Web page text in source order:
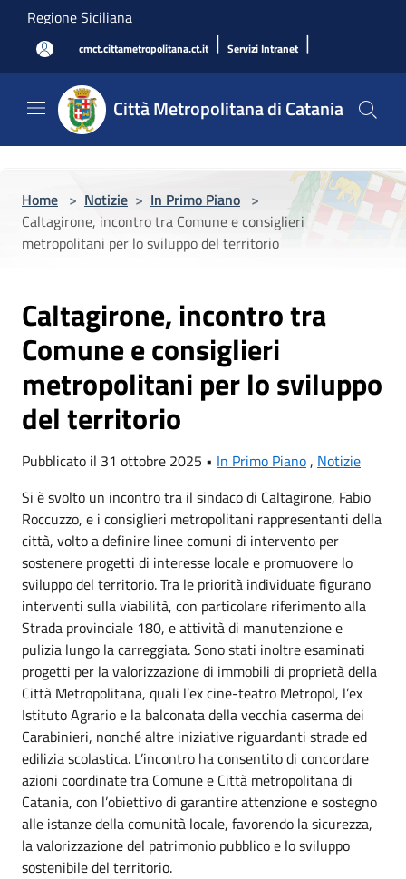
Salta al contenuto principale
Regione Siciliana
cmct.cittametropolitana.ct.it | Servizi Intranet |
Città Metropolitana di Catania
Home > Notizie > In Primo Piano >
Caltagirone, incontro tra Comune e consiglieri
metropolitani per lo sviluppo del territorio
Caltagirone, incontro tra
Comune e consiglieri
metropolitani per lo sviluppo
del territorio
Pubblicato il 31 ottobre 2025 • In Primo Piano, Notizie
Si è svolto un incontro tra il sindaco di Caltagirone, Fabio
Roccuzzo, e i consiglieri metropolitani rappresentanti della
città, volto a definire linee comuni di intervento per
sostenere progetti di interesse locale e promuovere lo
sviluppo del territorio. Tra le priorità individuate figurano
interventi sulla viabilità, con particolare riferimento alla
Strada provinciale 180, e attività di manutenzione e
pulizia lungo la carreggiata. Sono stati inoltre esaminati
progetti per la valorizzazione di immobili di proprietà della
Città Metropolitana, quali l’ex cine-teatro Metropol, l’ex
Istituto Agrario e la balconata della vecchia caserma dei
Carabinieri, nonché altre iniziative riguardanti strade ed
edilizia scolastica. L’incontro ha consentito di concordare
azioni coordinate tra Comune e Città metropolitana di
Catania, con l’obiettivo di garantire attenzione e sostegno
alle istanze della comunità locale, favorendo la sicurezza,
la valorizzazione del patrimonio pubblico e lo sviluppo
sostenibile del territorio.